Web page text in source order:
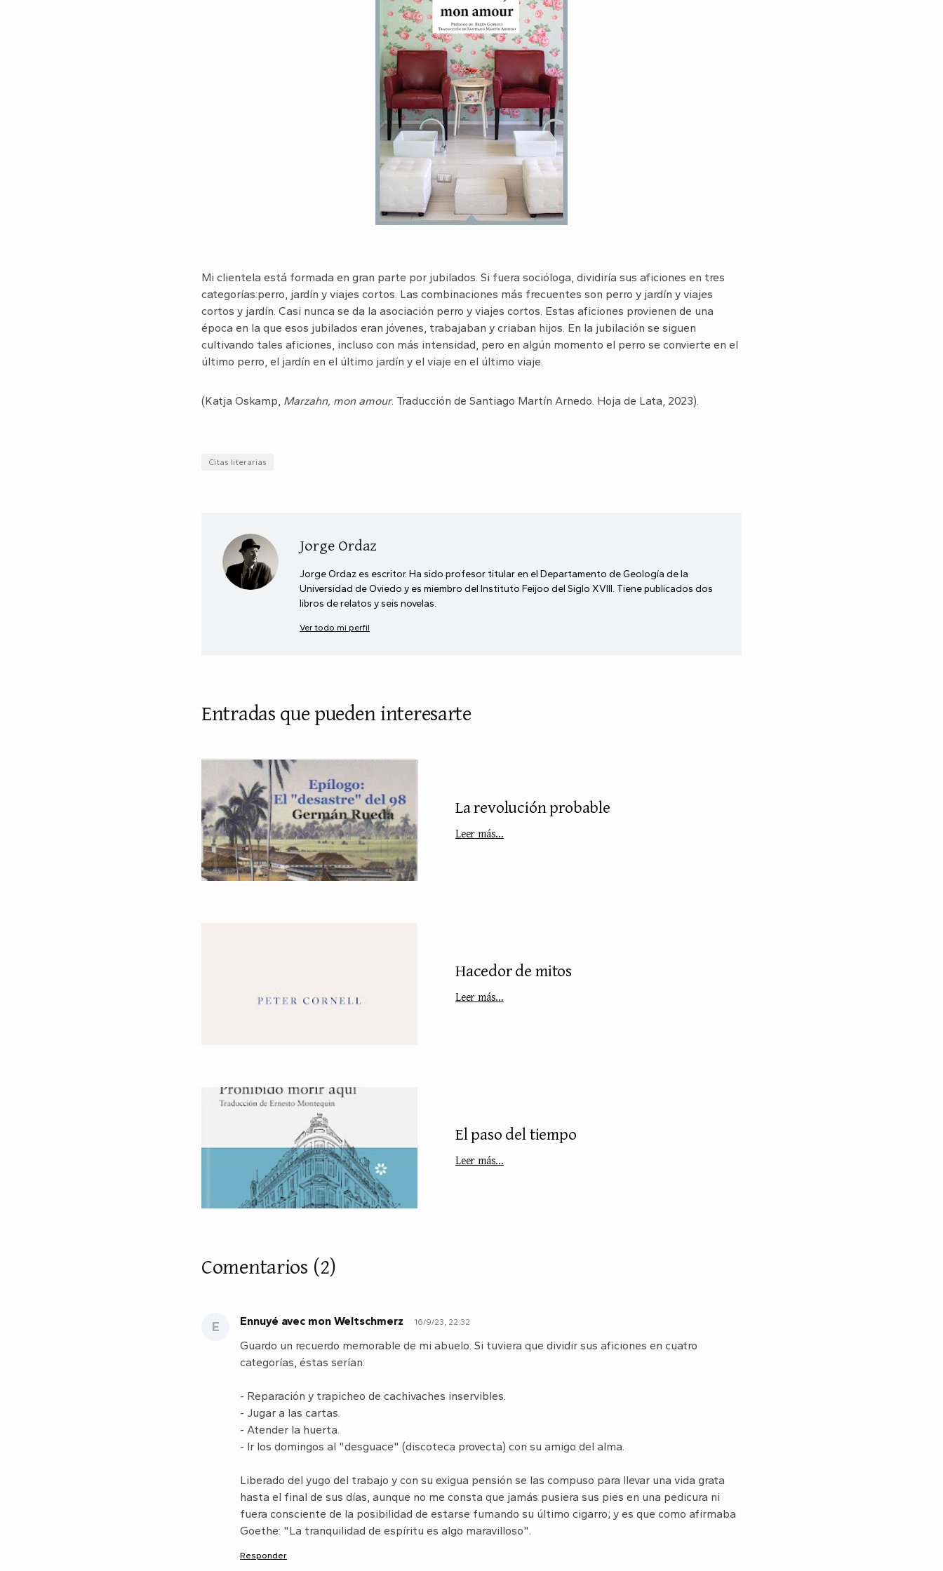
Mi clientela está formada en gran parte por jubilados. Si fuera socióloga, dividiría sus aficiones en tres
categorías:perro, jardín y viajes cortos. Las combinaciones más frecuentes son perro y jardín y viajes
cortos y jardín. Casi nunca se da la asociación perro y viajes cortos. Estas aficiones provienen de una
época en la que esos jubilados eran jóvenes, trabajaban y criaban hijos. En la jubilación se siguen
cultivando tales aficiones, incluso con más intensidad, pero en algún momento el perro se convierte en el
último perro, el jardín en el último jardín y el viaje en el último viaje.
(Katja Oskamp, Marzahn, mon amour. Traducción de Santiago Martín Arnedo. Hoja de Lata, 2023).
Citas literarias
Jorge Ordaz
Jorge Ordaz es escritor. Ha sido profesor titular en el Departamento de Geología de la
Universidad de Oviedo y es miembro del Instituto Feijoo del Siglo XVIII. Tiene publicados dos
libros de relatos y seis novelas.
Ver todo mi perfil
Entradas que pueden interesarte
La revolución probable
Leer más...
Hacedor de mitos
Leer más...
El paso del tiempo
Leer más...
Comentarios (2)
E Ennuyé avec mon Weltschmerz 16/9/23, 22:32
Guardo un recuerdo memorable de mi abuelo. Si tuviera que dividir sus aficiones en cuatro
categorías, éstas serían:
- Reparación y trapicheo de cachivaches inservibles.
- Jugar a las cartas.
- Atender la huerta.
- Ir los domingos al "desguace" (discoteca provecta) con su amigo del alma.
Liberado del yugo del trabajo y con su exigua pensión se las compuso para llevar una vida grata
hasta el final de sus días, aunque no me consta que jamás pusiera sus pies en una pedicura ni
fuera consciente de la posibilidad de estarse fumando su último cigarro; y es que como afirmaba
Goethe: "La tranquilidad de espíritu es algo maravilloso".
Responder